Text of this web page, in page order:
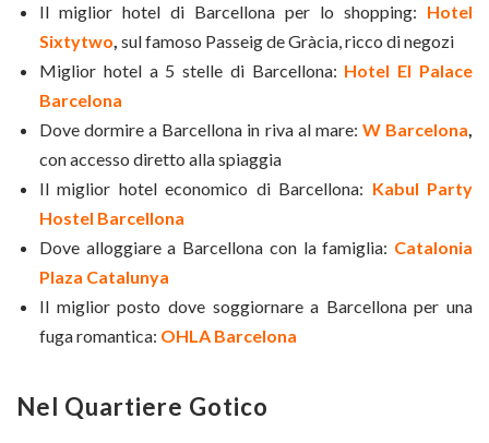
Il miglior hotel di Barcellona per lo shopping: Hotel
Sixtytwo, sul famoso Passeig de Gràcia, ricco di negozi
Miglior hotel a 5 stelle di Barcellona: Hotel El Palace
Barcelona
Dove dormire a Barcellona in riva al mare: W Barcelona,
con accesso diretto alla spiaggia
Il miglior hotel economico di Barcellona: Kabul Party
Hostel Barcellona
Dove alloggiare a Barcellona con la famiglia: Catalonia
Plaza Catalunya
Il miglior posto dove soggiornare a Barcellona per una
fuga romantica: OHLA Barcelona
Nel Quartiere Gotico